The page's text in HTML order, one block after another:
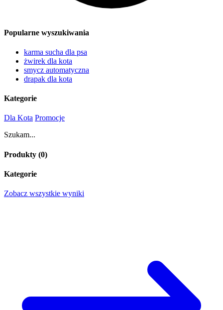
Popularne wyszukiwania
karma sucha dla psa
żwirek dla kota
smycz automatyczna
drapak dla kota
Kategorie
Dla Kota Promocje
Szukam...
Produkty (0)
Kategorie
Zobacz wszystkie wyniki